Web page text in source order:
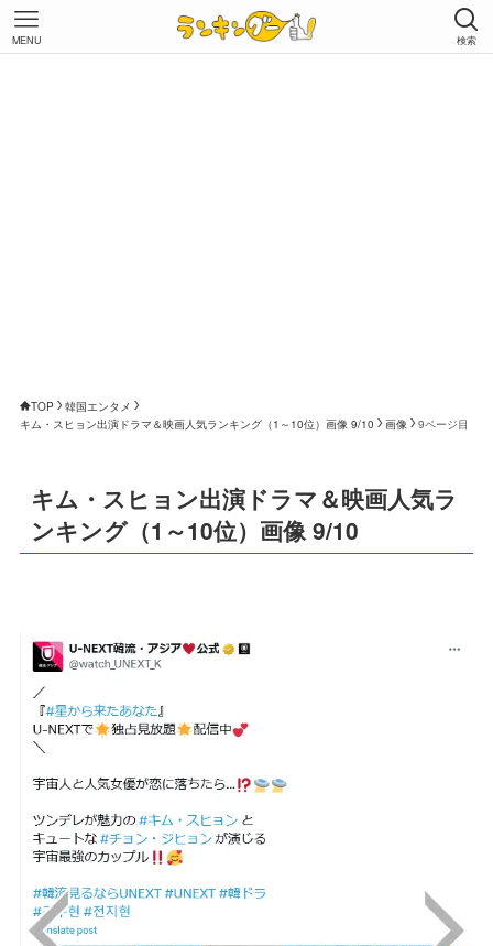
検索
MENU
TOP
韓国エンタメ
キム・スヒョン出演ドラマ＆映画人気ランキング（1～10位）画像 9/10
画像 9ページ目
キム・スヒョン出演ドラマ＆映画人気ラ
ンキング（1～10位）画像 9/10